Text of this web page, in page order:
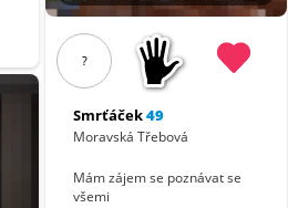
?
Smrťáček49
Moravská Třebová
Mám zájem se poznávat se
všemi